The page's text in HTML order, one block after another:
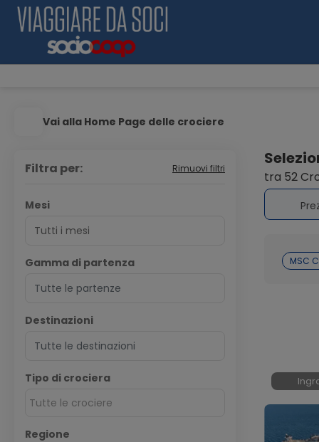
Vai alla Home Page delle crociere
Filtra per: Rimuovi filtri
Mesi
Gamma di partenza
Destinazioni
Tipo di crociera
Tutte le crociere
Regione
tra 52
MSC